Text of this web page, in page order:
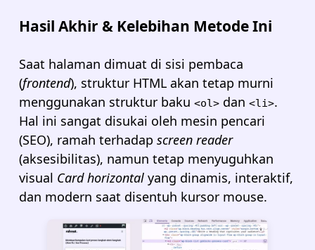
Hasil Akhir & Kelebihan Metode Ini
Saat halaman dimuat di sisi pembaca
(frontend), struktur HTML akan tetap murni
menggunakan struktur baku <ol>dan <li>.
Hal ini sangat disukai oleh mesin pencari
(SEO), ramah terhadap screen reader
(aksesibilitas), namun tetap menyuguhkan
visual Card horizontalyang dinamis, interaktif,
dan modern saat disentuh kursor mouse.